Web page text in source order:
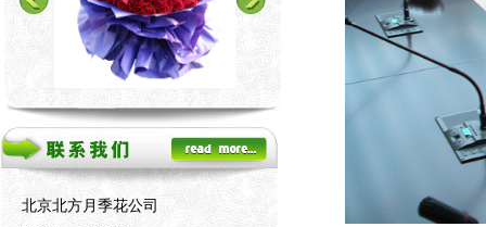
北京北方月季花公司